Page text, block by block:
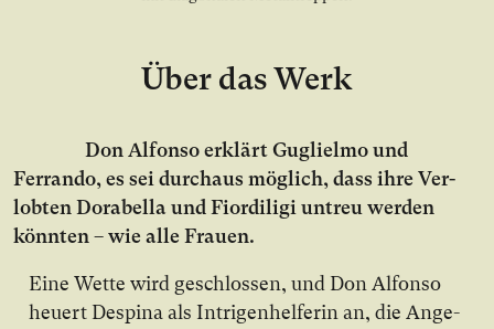
Über das Werk
Don Al­fon­so er­klärt Guglielmo und
Ferrando, es sei durch­aus mög­lich, dass ih­re Ver­
lob­ten Dorabella und Fiordiligi un­treu wer­den
könn­ten – wie al­le Frau­en.
Ei­ne Wet­te wird ge­schlos­sen, und Don Al­fon­so
heu­ert Despina als In­tri­gen­hel­fe­rin an, die An­ge­